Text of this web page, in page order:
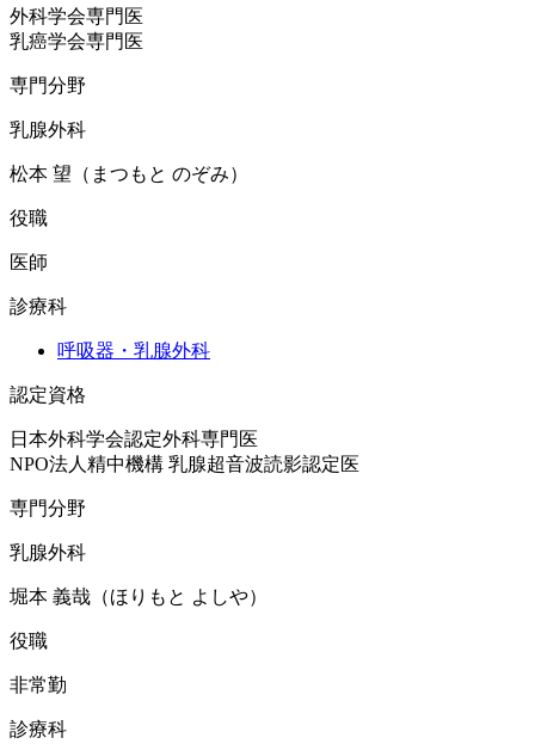
外科学会専門医
乳癌学会専門医
専門分野
乳腺外科
松本 望（まつもと のぞみ）
役職
医師
診療科
呼吸器・乳腺外科
認定資格
日本外科学会認定外科専門医
NPO法人精中機構 乳腺超音波読影認定医
専門分野
乳腺外科
堀本 義哉（ほりもと よしや）
役職
非常勤
診療科